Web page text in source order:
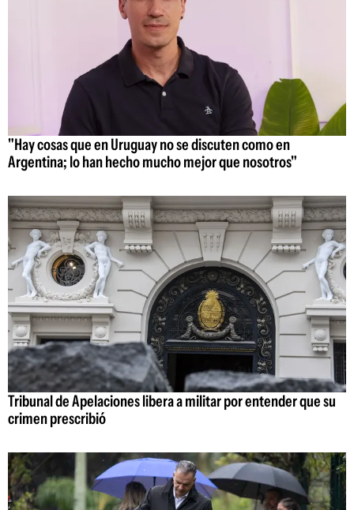
"Hay cosas que en Uruguay no se discuten como en
Argentina; lo han hecho mucho mejor que nosotros"
Tribunal de Apelaciones libera a militar por entender que su
crimen prescribió